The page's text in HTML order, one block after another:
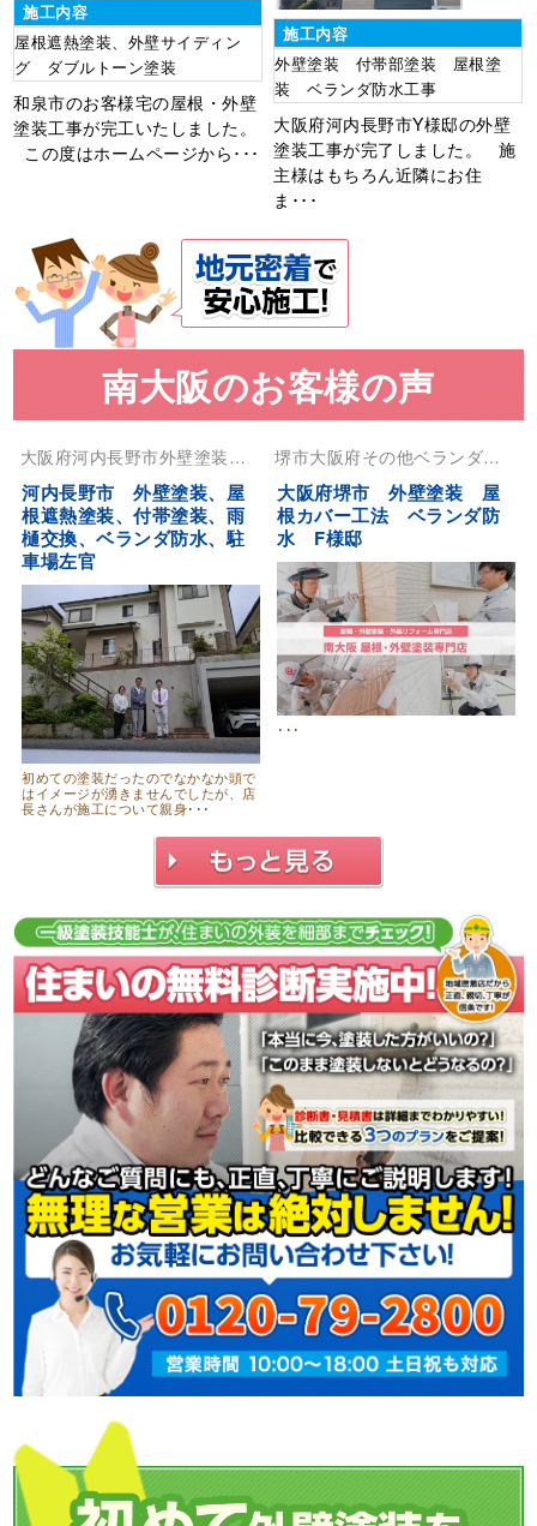
施工内容
屋根遮熱塗装、外壁サイディン
グ ダブルトーン塗装
和泉市のお客様宅の屋根・外壁
塗装工事が完工いたしました。
この度はホームページから･･･
施工内容
外壁塗装 付帯部塗装 屋根塗
装 ベランダ防水工事
大阪府河内長野市Y様邸の外壁
塗装工事が完了しました。 施
主様はもちろん近隣にお住
ま･･･
南大阪のお客様の声
大阪府河内長野市外壁塗装屋
根塗装
河内長野市 外壁塗装、屋
根遮熱塗装、付帯塗装、雨
樋交換、ベランダ防水、駐
車場左官
初めての塗装だったのでなかなか頭で
はイメージが湧きませんでしたが、店
長さんが施工について親身･･･
堺市大阪府その他ベランダ防
水 外壁塗装
大阪府堺市 外壁塗装 屋
根カバー工法 ベランダ防
水 F様邸
･･･